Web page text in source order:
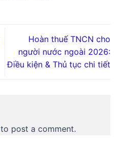
Hoàn thuế TNCN cho
người nước ngoài 2026:
Điều kiện & Thủ tục chi tiết
to post a comment.